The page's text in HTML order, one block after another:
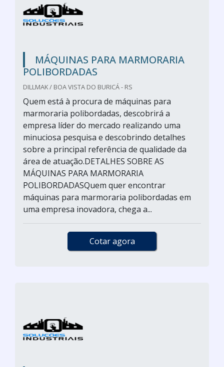
MÁQUINAS PARA MARMORARIA
POLIBORDADAS
DILLMAK / BOA VISTA DO BURICÁ - RS
Quem está à procura de máquinas para
marmoraria polibordadas, descobrirá a
empresa líder do mercado realizando uma
minuciosa pesquisa e descobrindo detalhes
sobre a principal referência de qualidade da
área de atuação.DETALHES SOBRE AS
MÁQUINAS PARA MARMORARIA
POLIBORDADASQuem quer encontrar
máquinas para marmoraria polibordadas em
uma empresa inovadora, chega a...
Cotar agora